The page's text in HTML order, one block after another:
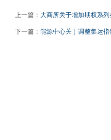
上一篇： 大商所关于增加期权系
下一篇： 能源中心关于调整集运